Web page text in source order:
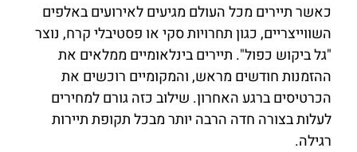
כאשר תיירים מכל העולם מגיעים לאירועים באלפים
השווייצריים, כגון תחרויות סקי או פסטיבלי קרח, נוצר
"גל ביקוש כפול". תיירים בינלאומיים ממלאים את
ההזמנות חודשים מראש, והמקומיים רוכשים את
הכרטיסים ברגע האחרון. שילוב כזה גורם למחירים
לעלות בצורה חדה הרבה יותר מבכל תקופת תיירות
רגילה.